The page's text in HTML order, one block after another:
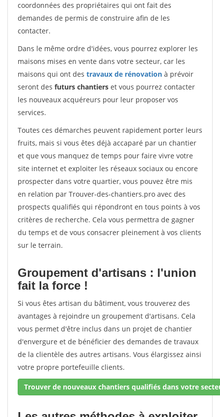
coordonnées des propriétaires qui ont fait des
demandes de permis de construire afin de les
contacter.
Dans le même ordre d'idées, vous pourrez explorer les
maisons mises en vente dans votre secteur, car les
maisons qui ont des travaux de rénovation à prévoir
seront des futurs chantiers et vous pourrez contacter
les nouveaux acquéreurs pour leur proposer vos
services.
Toutes ces démarches peuvent rapidement porter leurs
fruits, mais si vous êtes déjà accaparé par un chantier
et que vous manquez de temps pour faire vivre votre
site internet et exploiter les réseaux sociaux ou encore
prospecter dans votre quartier, vous pouvez être mis
en relation par Trouver-des-chantiers.pro avec des
prospects qualifiés qui répondront en tous points à vos
critères de recherche. Cela vous permettra de gagner
du temps et de vous consacrer pleinement à vos clients
sur le terrain.
Groupement d'artisans : l'union
fait la force !
Si vous êtes artisan du bâtiment, vous trouverez des
avantages à rejoindre un groupement d'artisans. Cela
vous permet d'être inclus dans un projet de chantier
d'envergure et de bénéficier des demandes de travaux
de la clientèle des autres artisans. Vous élargissez ainsi
votre propre portefeuille clients.
Trouver de nouveaux chantiers qualifiés dans votre